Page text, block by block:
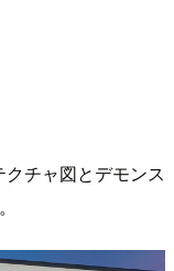
チャ図とデモンス